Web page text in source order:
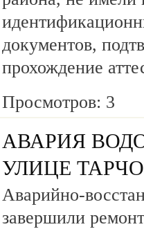
документов,
прохождение
Просмотров: 3
АВАРИЯ
УЛИЦЕ
Аварийно-
завершили